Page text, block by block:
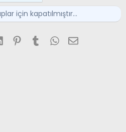
için kapatılmıştır...
LinkedInPinterest
TumblrWhatsApp
E-posta